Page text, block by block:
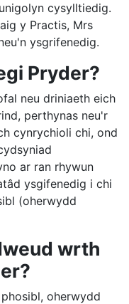
cysylltiedig.
y Practis, Mrs
ysgrifenedig.
Pryder?
neu driniaeth eich
perthynas neu'r
cynrychioli chi, ond
ar ran rhywun
ysgifenedig i chi
(oherwydd
wrth
oherwydd